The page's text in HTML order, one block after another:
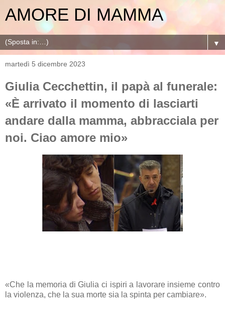
AMORE DI MAMMA
▼
martedì 5 dicembre 2023
​Giulia Cecchettin, il papà al funerale:
«È arrivato il momento di lasciarti
andare dalla mamma, abbracciala per
noi. Ciao amore mio»
«Che la memoria di Giulia ci ispiri a lavorare insieme contro
la violenza, che la sua morte sia la spinta per cambiare».